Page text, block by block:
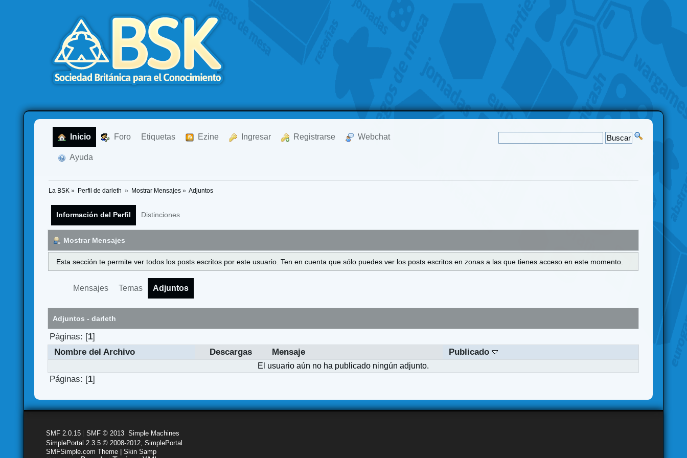
Inicio Foro Etiquetas Ezine Ingresar Registrarse Webchat
Ayuda
La BSK » Perfil de darleth » Mostrar Mensajes» Adjuntos
Información del Perfil Distinciones
Mostrar Mensajes
Esta sección te permite ver todos los posts escritos por este usuario. Ten en cuenta que sólo puedes ver los posts escritos en zonas a las que tienes acceso en este momento.
Mensajes Temas Adjuntos
Adjuntos - darleth
Páginas: [1]
Nombre del Archivo
Descargas Mensaje Publicado
El usuario aún no ha publicado ningún adjunto.
Páginas: [1]
SMF 2.0.15 |SMF © 2013 ,Simple Machines
SimplePortal 2.3.5 © 2008-2012, SimplePortal
SMFSimple.com Theme | Skin Samp